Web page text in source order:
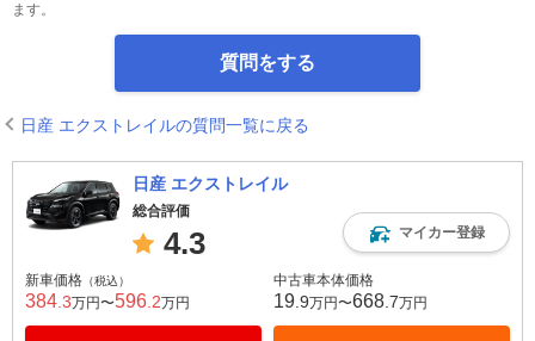
ます。
質問をする
日産 エクストレイルの質問一覧に戻る
日産 エクストレイル
総合評価
4.3 マイカー登録
新車価格 （税込）
384 .3万円〜596 .2万円
中古車本体価格
19 .9万円〜668 .7万円